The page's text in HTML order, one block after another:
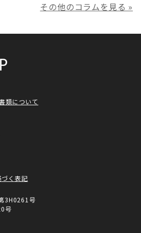
大
利用いただき本当にありがとうご
満足いただけるサービスを提供さ
その他のコラムを見る »
類について
く表記
3H0261号
号